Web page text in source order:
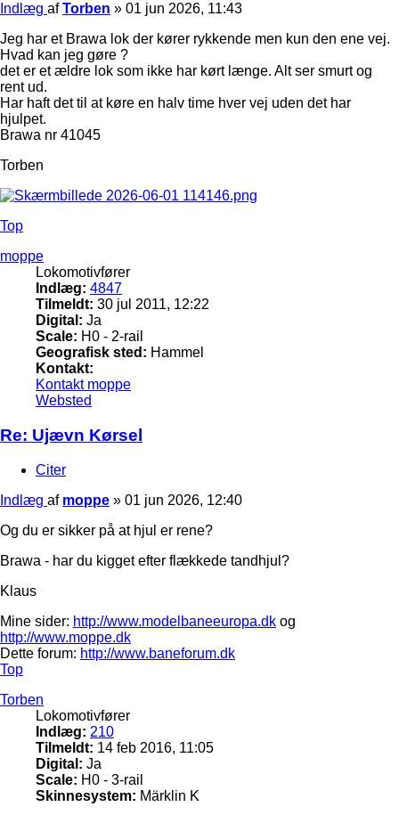
Indlæg afTorben » 01 jun 2026, 11:43
Jeg har et Brawa lok der kører rykkende men kun den ene vej.
Hvad kan jeg gøre ?
det er et ældre lok som ikke har kørt længe. Alt ser smurt og
rent ud.
Har haft det til at køre en halv time hver vej uden det har
hjulpet.
Brawa nr 41045
Torben
Top
moppe
Lokomotivfører
Indlæg: 4847
Tilmeldt: 30 jul 2011, 12:22
Digital: Ja
Scale: H0 - 2-rail
Geografisk sted: Hammel
Kontakt:
Kontakt moppe
Websted
Re: Ujævn Kørsel
Citer
Indlæg af moppe » 01 jun 2026, 12:40
Og du er sikker på at hjul er rene?
Brawa - har du kigget efter flækkede tandhjul?
Klaus
Mine sider: http://www.modelbaneeuropa.dk og
http://www.moppe.dk
Dette forum: http://www.baneforum.dk
Top
Torben
Lokomotivfører
Indlæg: 210
Tilmeldt: 14 feb 2016, 11:05
Digital: Ja
Scale: H0 - 3-rail
Skinnesystem: Märklin K